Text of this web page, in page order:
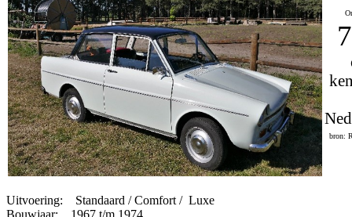
bron:
Uitvoering: Standaard / Comfort / Luxe
Bouwjaar: 1967 t/m 1974